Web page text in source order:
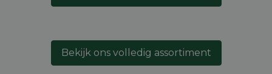
Bekijk ons volledig assortiment